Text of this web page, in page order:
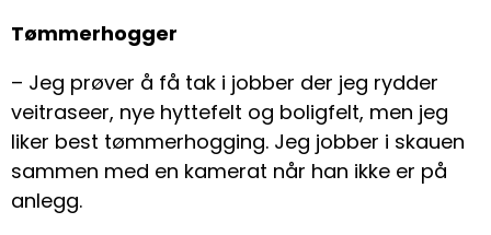
Tømmerhogger
– Jeg prøver å få tak i jobber der jeg rydder
veitraseer, nye hyttefelt og boligfelt, men jeg
liker best tømmerhogging. Jeg jobber i skauen
sammen med en kamerat når han ikke er på
anlegg.